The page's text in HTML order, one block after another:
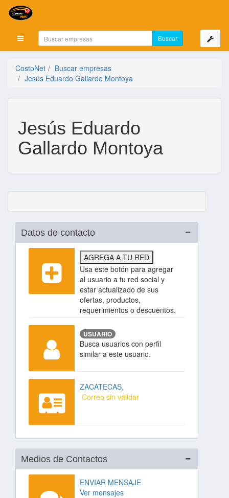
Mostrar menú
CostoNet
Buscar empresas
Jesús Eduardo Gallardo Montoya
Jesús Eduardo
Gallardo Montoya
Datos de contacto
AGREGA A TU RED
Usa este botón para agregar
al usuario a tu red social y
estar actualizado de sus
ofertas, productos,
requerimientos o descuentos.
USUARIO
Busca usuarios con perfil
similar a este usuario.
ZACATECAS,
Correo sin validar
Medios de Contactos
ENVIAR MENSAJE
Ver mensajes